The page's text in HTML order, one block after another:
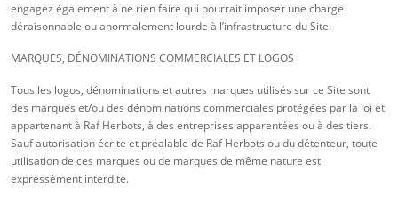
engagez également à ne rien faire qui pourrait imposer une charge
déraisonnable ou anormalement lourde à l’infrastructure du Site.
MARQUES, DÉNOMINATIONS COMMERCIALES ET LOGOS
Tous les logos, dénominations et autres marques utilisés sur ce Site sont
des marques et/ou des dénominations commerciales protégées par la loi et
appartenant à Raf Herbots, à des entreprises apparentées ou à des tiers.
Sauf autorisation écrite et préalable de Raf Herbots ou du détenteur, toute
utilisation de ces marques ou de marques de même nature est
expressément interdite.